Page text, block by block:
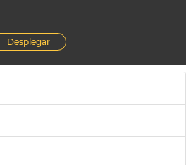
Desplegar